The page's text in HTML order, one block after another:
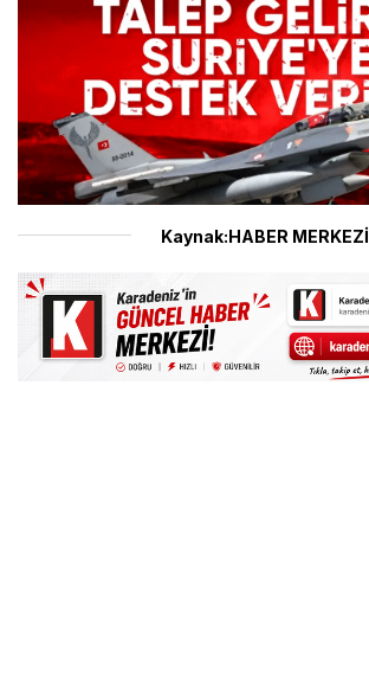
Kaynak:HABER MERKEZİ